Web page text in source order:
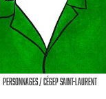
Personnages / Cégep Saint-Laurent